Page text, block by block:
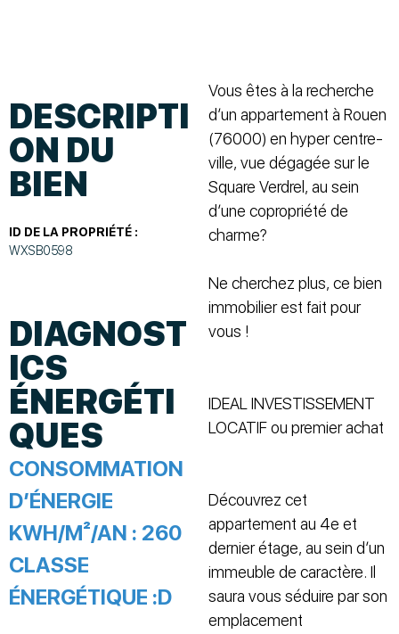
DESCRIPTI
ON DU
BIEN
ID DE LA PROPRIÉTÉ :
WXSB0598
DIAGNOST
ICS
ÉNERGÉTI
QUES
CONSOMMATION
D’ÉNERGIE
KWH/M²/AN : 260
CLASSE
ÉNERGÉTIQUE :D
Vous êtes à la recherche
d’un appartement à Rouen
(76000) en hyper centre-
ville, vue dégagée sur le
Square Verdrel, au sein
d’une copropriété de
charme?
Ne cherchez plus, ce bien
immobilier est fait pour
vous !
IDEAL INVESTISSEMENT
LOCATIF ou premier achat
Découvrez cet
appartement au 4e et
dernier étage, au sein d’un
immeuble de caractère. Il
saura vous séduire par son
emplacement